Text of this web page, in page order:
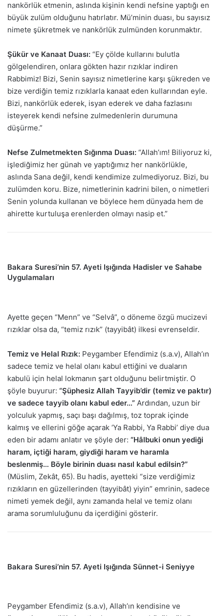
nankörlük etmenin, aslında kişinin kendi nefsine yaptığı en
büyük zulüm olduğunu hatırlatır. Mü’minin duası, bu sayısız
nimete şükretmek ve nankörlük zulmünden korunmaktır.
Şükür ve Kanaat Duası: “Ey çölde kullarını bulutla
gölgelendiren, onlara gökten hazır rızıklar indiren
Rabbimiz! Bizi, Senin sayısız nimetlerine karşı şükreden ve
bize verdiğin temiz rızıklarla kanaat eden kullarından eyle.
Bizi, nankörlük ederek, isyan ederek ve daha fazlasını
isteyerek kendi nefsine zulmedenlerin durumuna
düşürme.”
Nefse Zulmetmekten Sığınma Duası: “Allah’ım! Biliyoruz ki,
işlediğimiz her günah ve yaptığımız her nankörlükle,
aslında Sana değil, kendi kendimize zulmediyoruz. Bizi, bu
zulümden koru. Bize, nimetlerinin kadrini bilen, o nimetleri
Senin yolunda kullanan ve böylece hem dünyada hem de
ahirette kurtuluşa erenlerden olmayı nasip et.”
Bakara Suresi’nin 57. Ayeti Işığında Hadisler ve Sahabe
Uygulamaları
Ayette geçen “Menn” ve “Selvâ”, o döneme özgü mucizevi
rızıklar olsa da, “temiz rızık” (tayyibât) ilkesi evrenseldir.
Temiz ve Helal Rızık: Peygamber Efendimiz (s.a.v), Allah’ın
sadece temiz ve helal olanı kabul ettiğini ve duaların
kabulü için helal lokmanın şart olduğunu belirtmiştir. O
şöyle buyurur: “Şüphesiz Allah Tayyib’dir (temiz ve paktır)
ve sadece tayyib olanı kabul eder…” Ardından, uzun bir
yolculuk yapmış, saçı başı dağılmış, toz toprak içinde
kalmış ve ellerini göğe açarak ‘Ya Rabbi, Ya Rabbi’ diye dua
eden bir adamı anlatır ve şöyle der: “Hâlbuki onun yediği
haram, içtiği haram, giydiği haram ve haramla
beslenmiş… Böyle birinin duası nasıl kabul edilsin?”
(Müslim, Zekât, 65). Bu hadis, ayetteki “size verdiğimiz
rızıkların en güzellerinden (tayyibât) yiyin” emrinin, sadece
nimeti yemek değil, aynı zamanda helal ve temiz olanı
arama sorumluluğunu da içerdiğini gösterir.
Bakara Suresi’nin 57. Ayeti Işığında Sünnet-i Seniyye
Peygamber Efendimiz (s.a.v), Allah’ın kendisine ve